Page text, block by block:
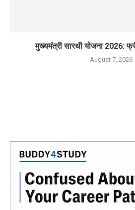
मुख्यमंत्री सारथी योजना 2026:
August 7, 2026